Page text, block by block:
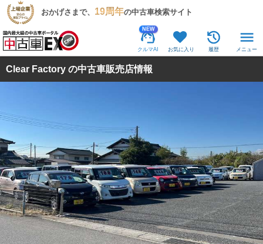
おかげさまで、 19周年の中古車検索サイト
NEW
クルマAI お気に入り 履歴 メニュー
Clear Factory の中古車販売店情報